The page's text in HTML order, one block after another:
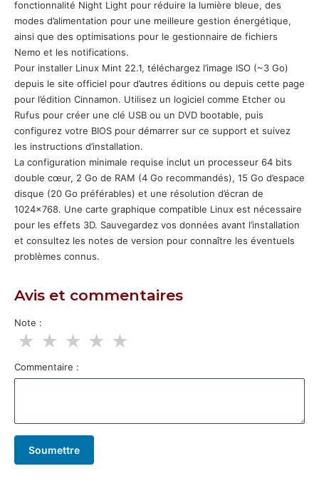
fonctionnalité Night Light pour réduire la lumière bleue, des
modes d’alimentation pour une meilleure gestion énergétique,
ainsi que des optimisations pour le gestionnaire de fichiers
Nemo et les notifications.
Pour installer Linux Mint 22.1, téléchargez l’image ISO (~3 Go)
depuis le site officiel pour d’autres éditions ou depuis cette page
pour l’édition Cinnamon. Utilisez un logiciel comme Etcher ou
Rufus pour créer une clé USB ou un DVD bootable, puis
configurez votre BIOS pour démarrer sur ce support et suivez
les instructions d’installation.
La configuration minimale requise inclut un processeur 64 bits
double cœur, 2 Go de RAM (4 Go recommandés), 15 Go d’espace
disque (20 Go préférables) et une résolution d’écran de
1024×768. Une carte graphique compatible Linux est nécessaire
pour les effets 3D. Sauvegardez vos données avant l’installation
et consultez les notes de version pour connaître les éventuels
problèmes connus.
Avis et commentaires
Note :
★
★
★
★
★
Commentaire :
Soumettre